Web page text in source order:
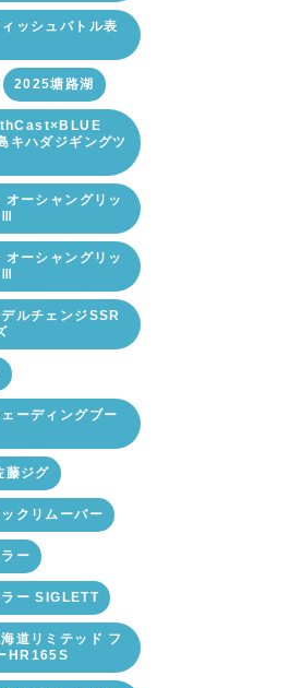
ッシュバトル表
2025塘路湖
キハダジギングツ
ーシャングリッ
ーシャングリッ
ルチェンジSSR
ーディングブー
藤ジグ
クリムーバー
ー
ー SIGLETT
道リミテッド フ
HR165S